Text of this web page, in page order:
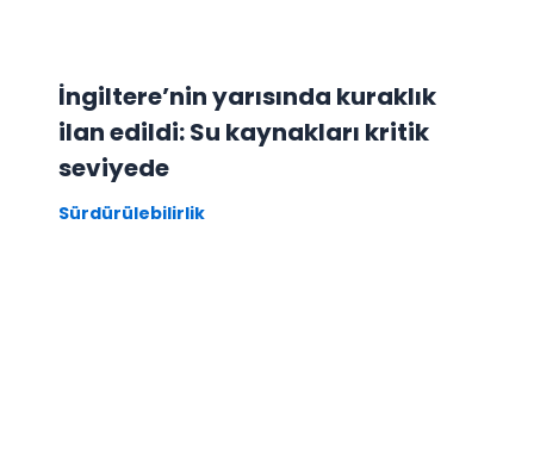
İngiltere’nin yarısında kuraklık
ilan edildi: Su kaynakları kritik
seviyede
Sürdürülebilirlik